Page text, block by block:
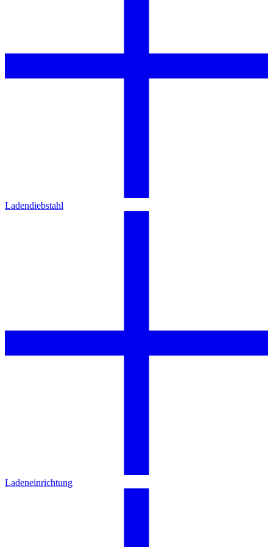
Ladendiebstahl
Ladeneinrichtung